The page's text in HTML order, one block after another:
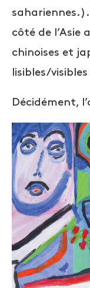
côté de l’Asie
chinoises et
lisibles/
Décidément,